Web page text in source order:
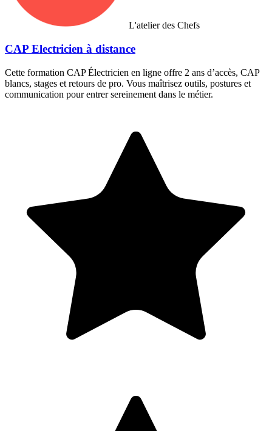
L'atelier des Chefs
CAP Electricien à distance
Cette formation CAP Électricien en ligne offre 2 ans d’accès, CAP
blancs, stages et retours de pro. Vous maîtrisez outils, postures et
communication pour entrer sereinement dans le métier.